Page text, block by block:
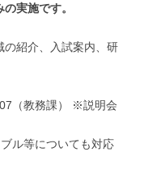
実施です。
の紹介、入試案内、研
（教務課） ※説明会
ル等についても対応